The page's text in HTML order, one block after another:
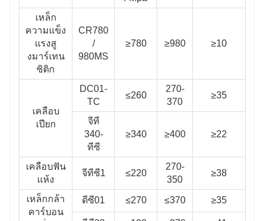
เหล็ก
ความแข็ง
แรงสู
งมาร์เทน
ซิติก
CR780
/
980MS
≥780 ≥980 ≥10
เคลือบ
เปียก
DC01-
TC
≤260
270-
370
≥35
จีที
340-
ทีซี
≥340 ≥400 ≥22
เคลือบฟัน
แห้ง
จีทีซี1 ≤220
270-
350
≥38
เหล็กกล้า
คาร์บอน
ดีซี01 ≤270 ≤370 ≥35